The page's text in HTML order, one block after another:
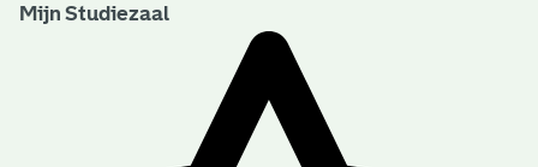
Mijn Studiezaal